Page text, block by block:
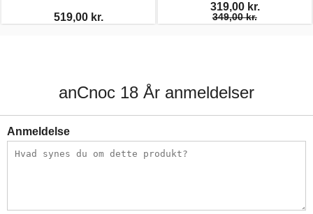
519,00 kr.
319,00 kr.
349,00 kr.
anCnoc 18 År anmeldelser
Anmeldelse